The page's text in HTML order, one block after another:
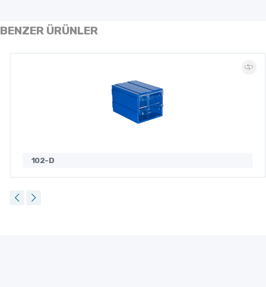
BENZER ÜRÜNLER
102-D